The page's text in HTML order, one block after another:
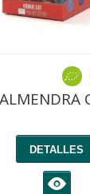
DETALLES
K